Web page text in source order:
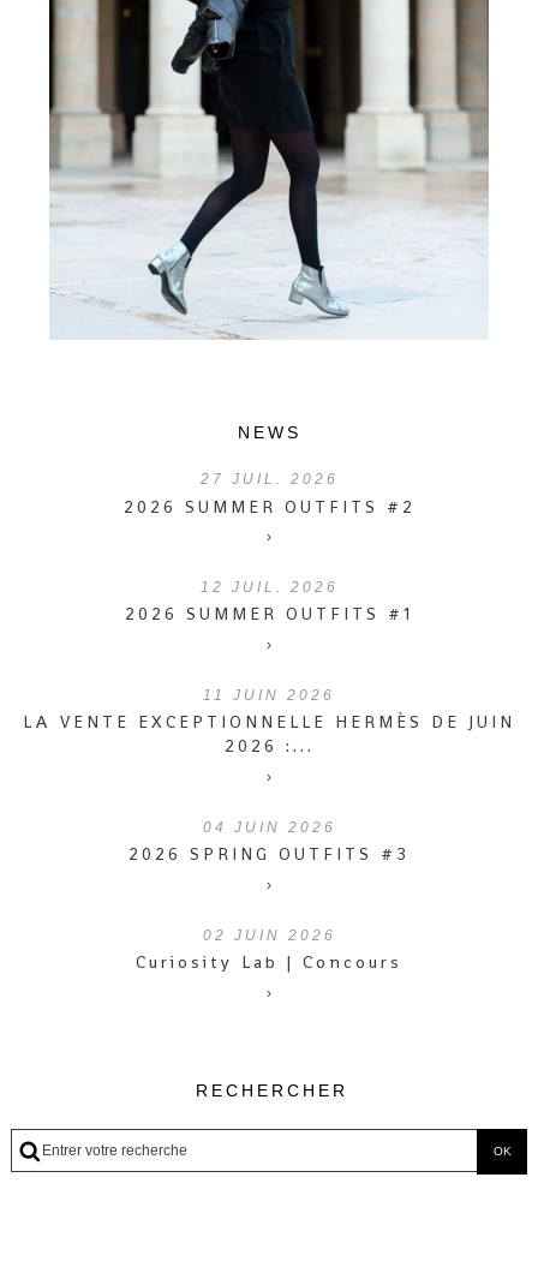
NEWS
27 JUIL. 2026
2026 SUMMER OUTFITS #2
›
12 JUIL. 2026
2026 SUMMER OUTFITS #1
›
11 JUIN 2026
LA VENTE EXCEPTIONNELLE HERMÈS DE JUIN
2026 :...
›
04 JUIN 2026
2026 SPRING OUTFITS #3
›
02 JUIN 2026
Curiosity Lab | Concours
›
RECHERCHER